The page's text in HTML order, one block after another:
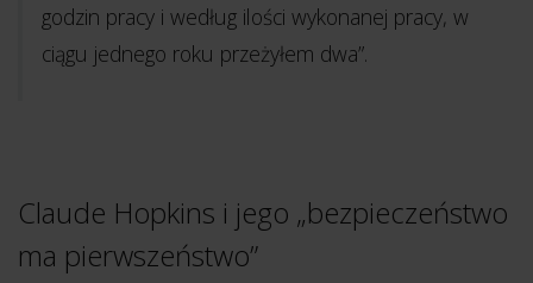
godzin pracy i według ilości wykonanej pracy, w
ciągu jednego roku przeżyłem dwa”.
Claude Hopkins i jego „bezpieczeństwo
ma pierwszeństwo”